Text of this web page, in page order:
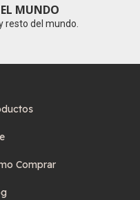
MUNDO
resto del mundo.
Comprar